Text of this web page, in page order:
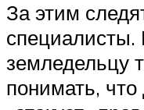
За этим
земледельцу
понимать,